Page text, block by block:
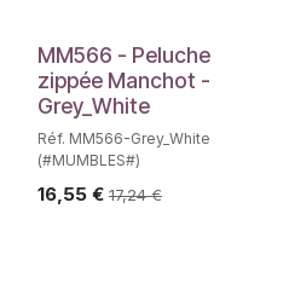
MM566 - Peluche
zippée Manchot -
Grey_White
Réf. MM566-Grey_White
(#MUMBLES#)
16,55€ 17,24€